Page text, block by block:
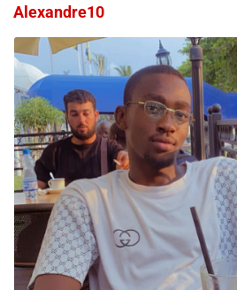
Alexandre10